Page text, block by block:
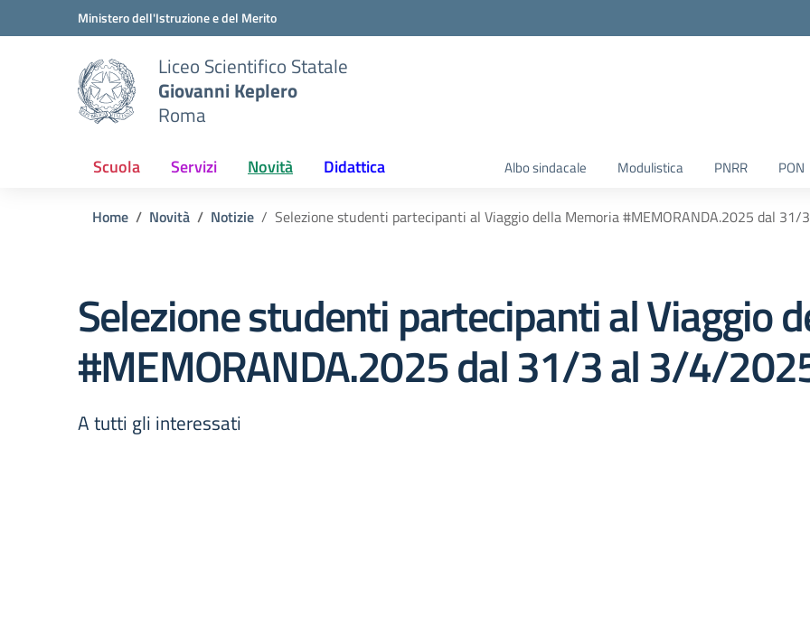
Vai ai contenuti
Vai al menu di navigazioneMinistero dell'Istruzione e del Merito
Liceo Scientifico Statale
Giovanni Keplero
Roma
Scuola Servizi Novità Didattica Albo sindacale Modulistica PNRR PON
Home Novità Notizie Selezione studenti partecipanti al Viaggio della Memoria #MEMORANDA.2025 dal
Selezione studenti partecipanti al Viaggio
#MEMORANDA.2025 dal 31/3 al 3/4/
A tutti gli interessati